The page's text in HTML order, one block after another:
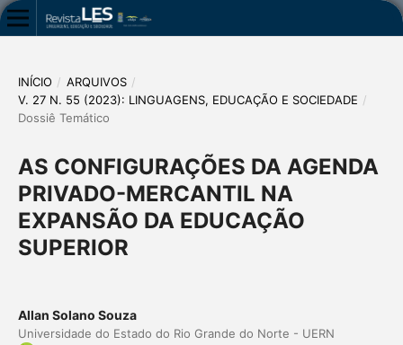
INÍCIO / ARQUIVOS /
V. 27 N. 55 (2023): LINGUAGENS, EDUCAÇÃO E SOCIEDADE /
Dossiê Temático
AS CONFIGURAÇÕES DA AGENDA
PRIVADO-MERCANTIL NA
EXPANSÃO DA EDUCAÇÃO
SUPERIOR
Allan Solano Souza
Universidade do Estado do Rio Grande do Norte - UERN